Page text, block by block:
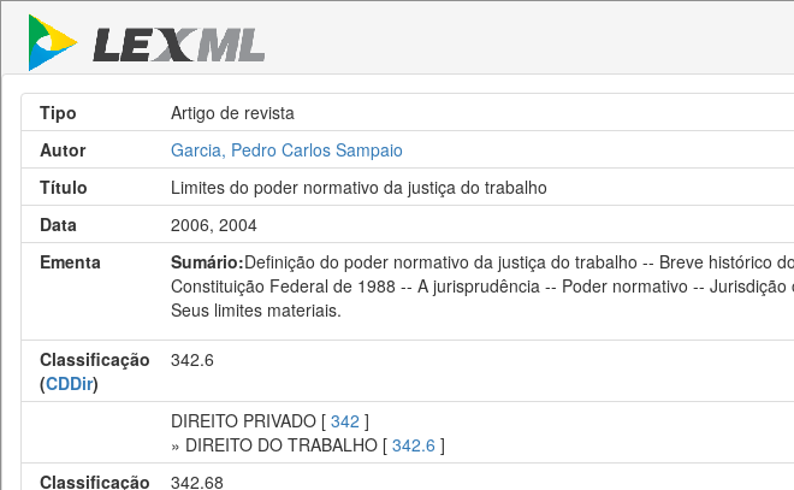
Tipo
Artigo de revista
Autor
Garcia, Pedro Carlos Sampaio
Título
Limites do poder normativo da justiça do trabalho
Data
2006, 2004
Ementa
Sumário:Definição do poder normativo da justiça do trabalho -- Breve histórico
Constituição Federal de 1988 -- A jurisprudência -- Poder normativo --
Seus limites materiais.
Classificação
(CDDir)
342.6
DIREITO PRIVADO [ 342 ]
» DIREITO DO TRABALHO [ 342.6 ]
Classificação
342.68